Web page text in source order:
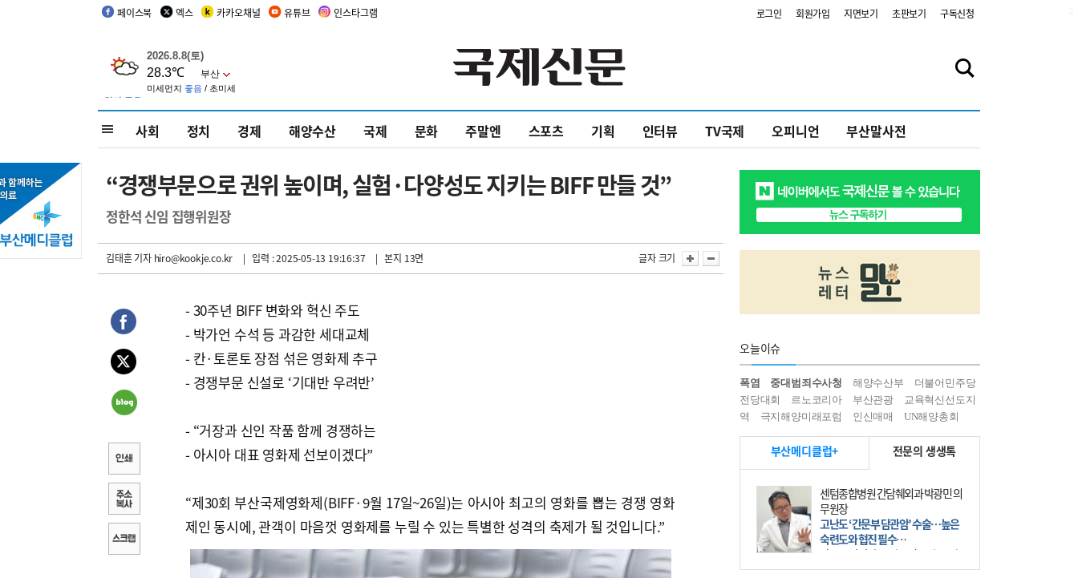
페이스북 엑스 카카오채널 유튜브 인스타그램 로그인 회원가입 지면보기 초판보기 구독신청
사회 정치 경제 해양수산 국제 문화 주말엔 스포츠 기획 인터뷰 TV국제 오피니언 부산말사전
“경쟁부문으로 권위 높이며, 실험·다양성도 지키는 BIFF 만들 것”
정한석 신임 집행위원장
김태훈 기자hiro@kookje.co.kr | 입력 : 2025-05-13 19:16:37 | 본지 13면 글자 크기
- 30주년 BIFF 변화와 혁신 주도
- 박가언 수석 등 과감한 세대교체
- 칸·토론토 장점 섞은 영화제 추구
- 경쟁부문 신설로 ‘기대반 우려반’
- “거장과 신인 작품 함께 경쟁하는
- 아시아 대표 영화제 선보이겠다”
“제30회 부산국제영화제(BIFF·9월 17일~26일)는 아시아 최고의 영화를 뽑는 경쟁 영화
제인 동시에, 관객이 마음껏 영화제를 누릴 수 있는 특별한 성격의 축제가 될 것입니다.”
오늘이슈
폭염 중대범죄수사청 해양수산부
더불어민주당
전당대회
르노코리아 부산관광
교육혁신선도지
역
극지해양미래포럼 인신매매 UN해양총회
부산메디클럽+ 전문의 생생톡
센텀종합병원 간담췌외과 박광민 의
무원장
고난도 ‘간문부 담관암’ 수술…높은
숙련도와 협진 필수
간문부 담관암(클라츠킨 종양)은 좌
우 간에서 나오는, 담관(담즙 배출 경